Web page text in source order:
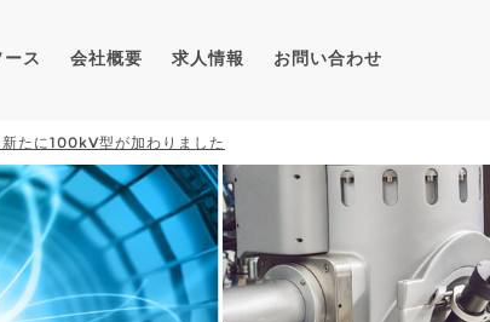
ース 会社概要 求人情報 お問い合わせ
たに100kV型が加わりました